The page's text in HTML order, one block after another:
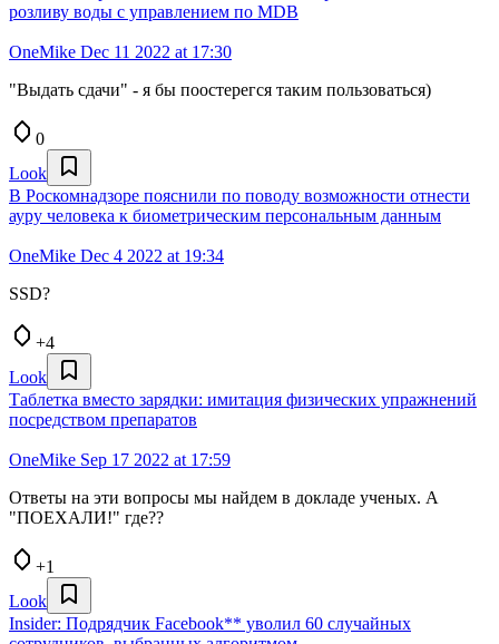
розливу воды с управлением по MDB
OneMike Dec 11 2022 at 17:30
"Выдать сдачи" - я бы поостерегся таким пользоваться)
0
Look
В Роскомнадзоре пояснили по поводу возможности отнести
ауру человека к биометрическим персональным данным
OneMike Dec 4 2022 at 19:34
SSD?
+4
Look
Таблетка вместо зарядки: имитация физических упражнений
посредством препаратов
OneMike Sep 17 2022 at 17:59
Ответы на эти вопросы мы найдем в докладе ученых. А
"ПОЕХАЛИ!" где??
+1
Look
Insider: Подрядчик Facebook** уволил 60 случайных